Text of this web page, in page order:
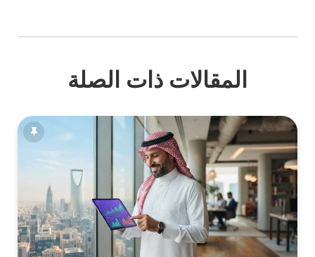
المقالات ذات الصلة